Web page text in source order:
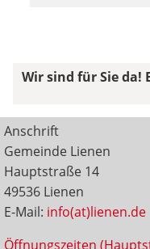
Wir sind für Sie da!
Anschrift
Gemeinde Lienen
Hauptstraße 14
49536 Lienen
E-Mail: info(at)lienen.de
Öffnungszeiten